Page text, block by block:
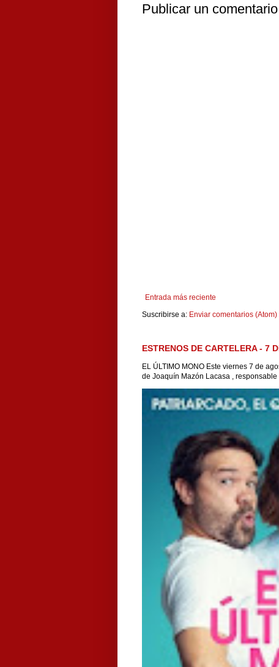
Publicar un comentario
Entrada más reciente
Suscribirse a: Enviar comentarios (Atom)
ESTRENOS DE CARTELERA - 7
EL ÚLTIMO MONO Este viernes 7 de
de Joaquín Mazón Lacasa , responsable